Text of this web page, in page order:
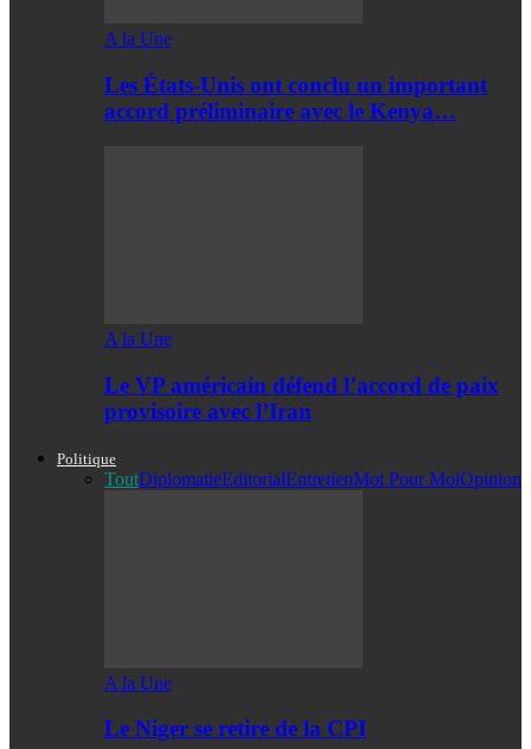
A la Une
Les États-Unis ont conclu un important
accord préliminaire avec le Kenya…
A la Une
Le VP américain défend l’accord de paix
provisoire avec l’Iran
Politique
ToutDiplomatieEditorialEntretienMot Pour MoiOpinion
A la Une
Le Niger se retire de la CPI